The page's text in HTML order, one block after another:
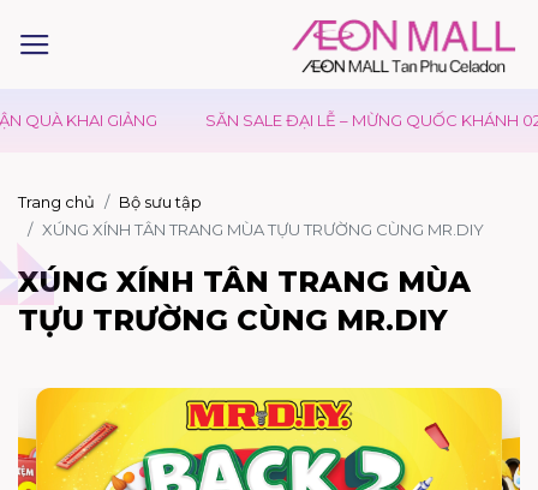
KHAI GIẢNG SĂN SALE ĐẠI LỄ – MỪNG QUỐC KHÁNH 02/
Trang chủ
Bộ sưu tập
XÚNG XÍNH TÂN TRANG MÙA TỰU TRƯỜNG CÙNG MR.DIY
XÚNG XÍNH TÂN TRANG MÙA
TỰU TRƯỜNG CÙNG MR.DIY